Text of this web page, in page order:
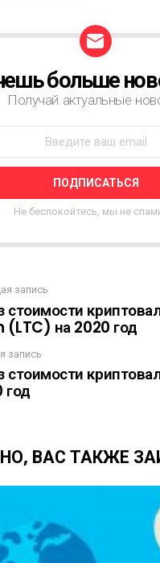
больше
Получай актуальные
Не беспокойтесь, мы не
запись
стоимости
(LTC) на 2020 год
запись
стоимости
год
ВАС ТАКЖЕ